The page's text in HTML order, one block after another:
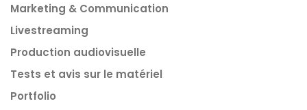
Marketing & Communication
Livestreaming
Production audiovisuelle
Tests et avis sur le matériel
Portfolio